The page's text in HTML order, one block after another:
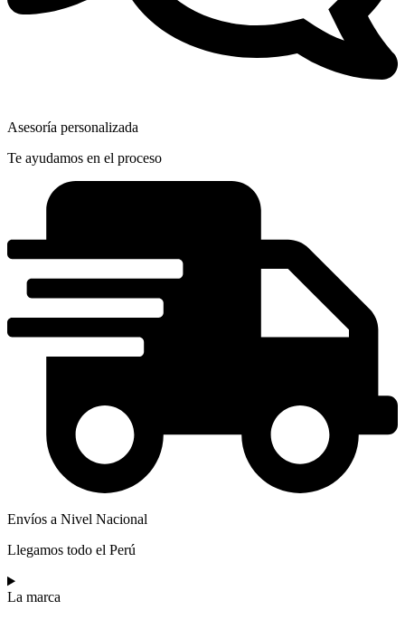
Asesoría personalizada
Te ayudamos en el proceso
Envíos a Nivel Nacional
Llegamos todo el Perú
La marca​